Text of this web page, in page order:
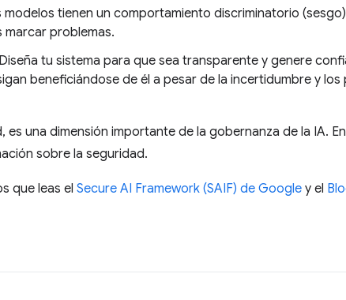
modelos tienen un comportamiento discriminatorio
marcar problemas.
tu sistema para que sea transparente y genere
beneficiándose de él a pesar de la incertidumbre y los
es una dimensión importante de la gobernanza de la IA.
sobre la seguridad.
que leas el Secure AI Framework (SAIF) de Google y el